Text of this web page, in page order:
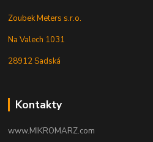
Zoubek Meters s.r.o.
Na Valech 1031
28912 Sadská
Kontakty
www.MIKROMARZ.com